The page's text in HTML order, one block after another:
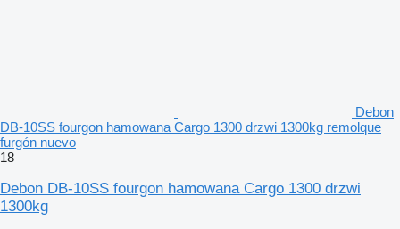
Debon
DB-10SS fourgon hamowana Cargo 1300 drzwi 1300kg remolque
furgón nuevo
18
Debon DB-10SS fourgon hamowana Cargo 1300 drzwi
1300kg